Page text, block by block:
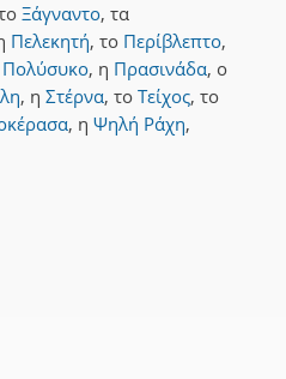
Ξάγναντο, τα
Πελεκητή, το Περίβλεπτο,
Πολύσυκο, η Πρασινάδα, ο
, η Στέρνα, το Τείχος, το
, η Ψηλή Ράχη,